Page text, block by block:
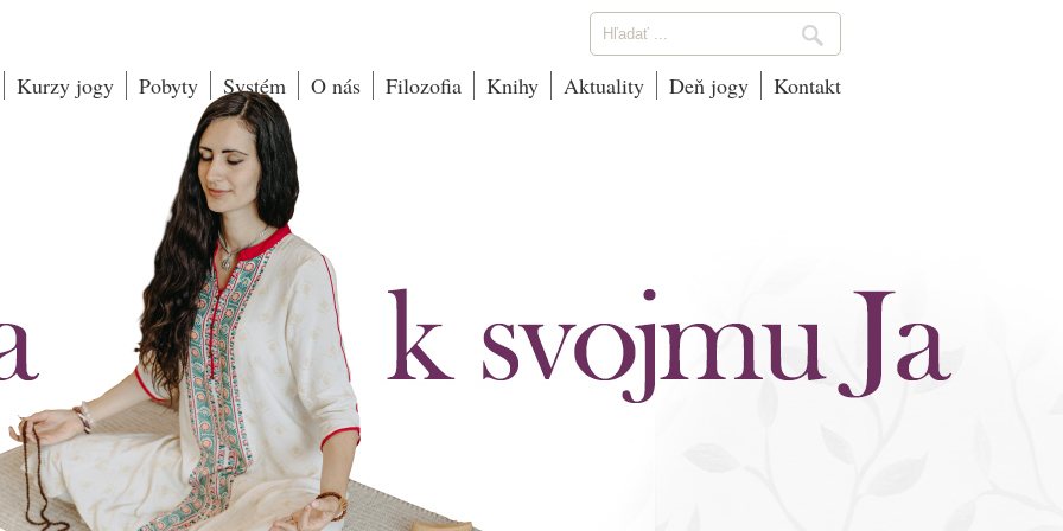
Kurzy jogy Pobyty Systém O nás Filozofia Knihy Aktuality Deň jogy Kontakt